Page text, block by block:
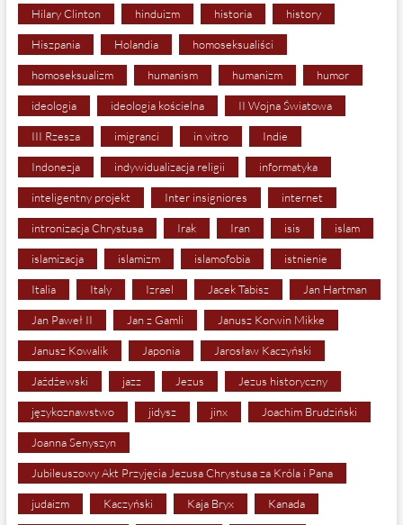
Hilary Clinton hinduizm historia history
Hiszpania Holandia homoseksualiści
homoseksualizm humanism humanizm humor
ideologia ideologia kościelna II Wojna Światowa
III Rzesza imigranci in vitro Indie
Indonezja indywidualizacja religii informatyka
inteligentny projekt Inter insigniores internet
intronizacja Chrystusa Irak Iran isis islam
islamizacja islamizm islamofobia istnienie
Italia Italy Izrael Jacek Tabisz Jan Hartman
Jan Paweł II Jan z Gamli Janusz Korwin Mikke
Janusz Kowalik Japonia Jarosław Kaczyński
Jażdżewski jazz Jezus Jezus historyczny
językoznawstwo jidysz jinx Joachim Brudziński
Joanna Senyszyn
Jubileuszowy Akt Przyjęcia Jezusa Chrystusa za Króla i Pana
judaizm Kaczyński Kaja Bryx Kanada